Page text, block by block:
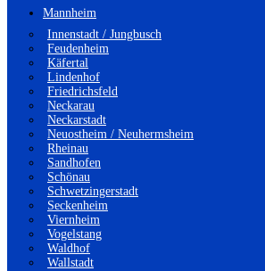
Mannheim
Innenstadt / Jungbusch
Feudenheim
Käfertal
Lindenhof
Friedrichsfeld
Neckarau
Neckarstadt
Neuostheim / Neuhermsheim
Rheinau
Sandhofen
Schönau
Schwetzingerstadt
Seckenheim
Viernheim
Vogelstang
Waldhof
Wallstadt